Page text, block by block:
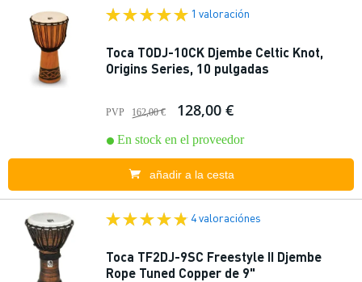
1 valoración
Toca TODJ-10CK Djembe Celtic Knot,
Origins Series, 10 pulgadas
PVP 162,00 € 128,00 €
En stock en el proveedor
añadir a la cesta
4 valoraciónes
Toca TF2DJ-9SC Freestyle II Djembe
Rope Tuned Copper de 9"